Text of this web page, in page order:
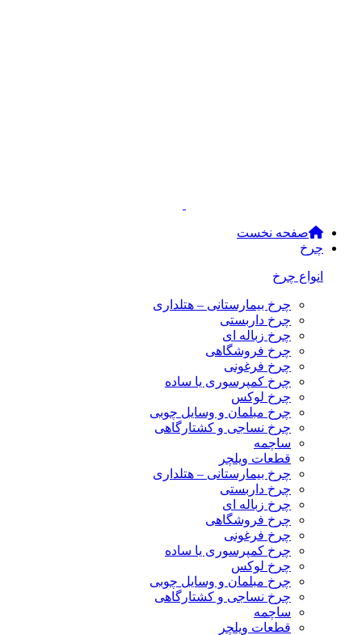
صفحه نخست
چرخ
انواع چرخ
چرخ بیمارستانی – هتلداری
چرخ داربستی
چرخ زباله ای
چرخ فروشگاهی
چرخ فرغونی
چرخ کمپرسوری یا ساده
چرخ لوکس
چرخ مبلمان و وسایل چوبی
چرخ نساجی و کشتارگاهی
ساچمه
قطعات ویلچر
چرخ بیمارستانی – هتلداری
چرخ داربستی
چرخ زباله ای
چرخ فروشگاهی
چرخ فرغونی
چرخ کمپرسوری یا ساده
چرخ لوکس
چرخ مبلمان و وسایل چوبی
چرخ نساجی و کشتارگاهی
ساچمه
قطعات ویلچر